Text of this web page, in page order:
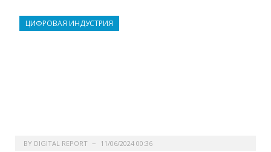
ЦИФРОВАЯ ИНДУСТРИЯ
BY DIGITAL REPORT 11/06/2024 00:36